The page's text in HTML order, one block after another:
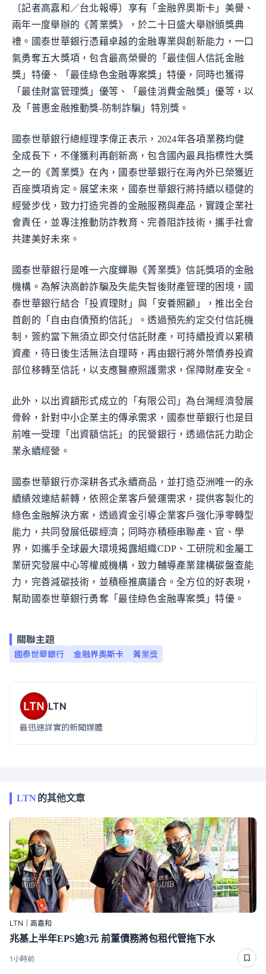
〔記者高嘉和／台北報導〕享有「金融界奧斯卡」美譽、
兩年一度舉辦的《菁業獎》，於二十日盛大舉辦頒獎典
禮。國泰世華銀行憑藉卓越的金融專業與創新能力，一口
氣勇奪五大獎項，包含最高榮譽的「最佳個人信託金融
獎」特優、「最佳綠色金融專案獎」特優，同時也獲得
「最佳財富管理獎」優等、「最佳消費金融獎」優等，以
及「普惠金融推動獎-防制詐騙」特別獎。
國泰世華銀行總經理李偉正表示，2024年各項業務均健
全成長下，不僅獲利再創新高，包含國內最具指標性大獎
之一的《菁業獎》在內，國泰世華銀行在海內外已榮獲近
百座獎項肯定。展望未來，國泰世華銀行將持續以穩健的
經營步伐，致力打造完善的金融服務與產品，實踐企業社
會責任，並專注推動防詐教育、完善阻詐技術，攜手社會
共建美好未來。
國泰世華銀行是唯一六度蟬聯《菁業獎》信託獎項的金融
機構。為解決高齡詐騙及失能失智後財產管理的困境，國
泰世華銀行結合「投資理財」與「安養照顧」，推出全台
首創的「自由自債預約信託」。透過預先約定交付信託機
制，簽約當下無須立即交付信託財產，可持續投資以累積
資產，待日後生活無法自理時，再由銀行將外幣債券投資
部位移轉至信託，以支應醫療照護需求，保障財產安全。
此外，以出資額形式成立的「有限公司」為台灣經濟發展
骨幹，針對中小企業主的傳承需求，國泰世華銀行也是目
前唯一受理「出資額信託」的民營銀行，透過信託力助企
業永續經營。
國泰世華銀行亦深耕各式永續商品，並打造亞洲唯一的永
續績效連結薪轉，依照企業客戶營運需求，提供客製化的
綠色金融解決方案，透過資金引導企業客戶強化淨零轉型
能力，共同發展低碳經濟；同時亦積極串聯產、官、學
界，如攜手全球最大環境揭露組織CDP、工研院和金屬工
業研究發展中心等權威機構，致力輔導產業建構碳盤查能
力，完善減碳技術，並積極推廣議合。全方位的好表現，
幫助國泰世華銀行勇奪「最佳綠色金融專案獎」特優。
關聯主題
國泰世華銀行 金融界奧斯卡 菁業獎
LTN
最迅速詳實的新聞媒體
LTN的其他文章
LTN｜高嘉和
兆基上半年EPS逾3元 前董債務將包租代管拖下水
1小時前